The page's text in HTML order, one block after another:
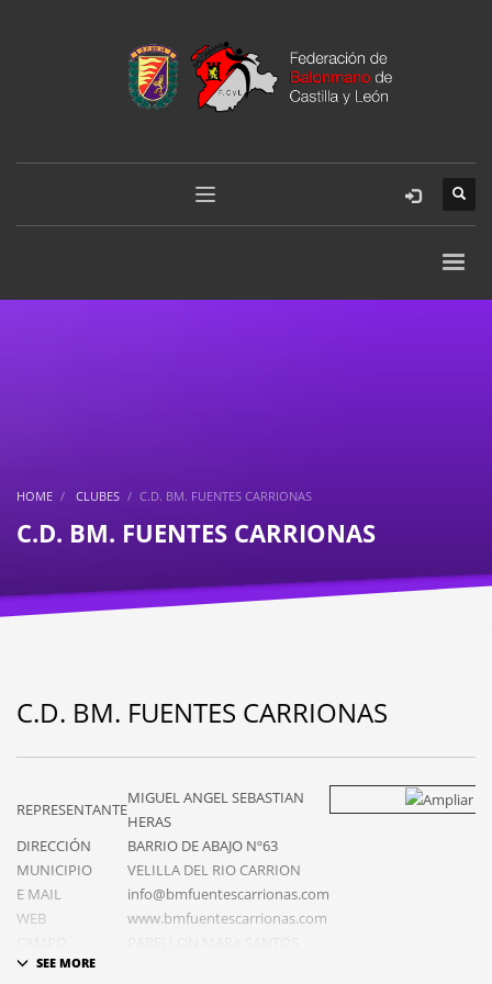
HOME CLUBES C.D. BM. FUENTES CARRIONAS
C.D. BM. FUENTES CARRIONAS
C.D. BM. FUENTES CARRIONAS
REPRESENTANTE
MIGUEL ANGEL SEBASTIAN
HERAS
DIRECCIÓN
BARRIO DE ABAJO Nº63
MUNICIPIO
VELILLA DEL RIO CARRION
E MAIL
info@bmfuentescarrionas.com
WEB
www.bmfuentescarrionas.com
DIRECCION